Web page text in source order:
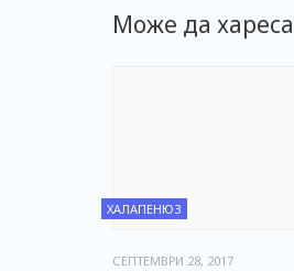
Може да
ХАЛАПЕНЮЗ
СЕПТЕМВРИ 28, 2017